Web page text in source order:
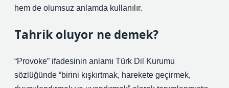
hem de olumsuz anlamda kullanılır.
Tahrik oluyor ne demek?
“Provoke” ifadesinin anlamı Türk Dil Kurumu
sözlüğünde “birini kışkırtmak, harekete geçirmek,